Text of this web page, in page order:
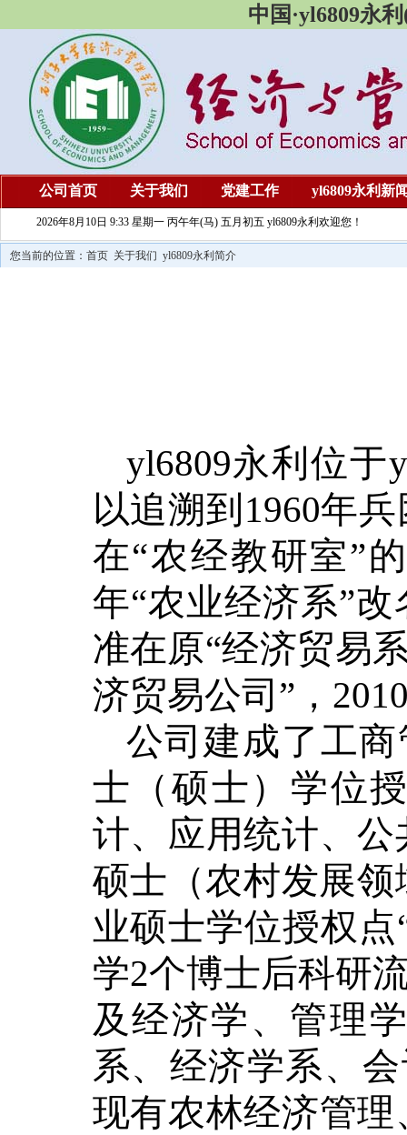
中国·yl6809永
公司首页 关于我们 党建工作 yl6809永利新
2026年8月10日 9:33 星期一 丙午年(马) 五月初五 yl6809永利欢迎您！
您当前的位置： 首页 关于我们 yl6809永利简介
yl6809永利位于
以追溯到 1960年
在“农经教研室”
年“农业经济系”
准在原“经济贸易
济贸易公司”，
公司建成了工
士（硕士）学位
计、应用统计、
硕士（农村发展
业硕士学位授权点
学2个博士后科研
及经济学、管理
系、经济学系、
现有农林经济管